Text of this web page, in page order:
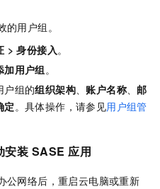
用户组。
>身份接入 。
加用户组 。
户组的组织架构 账户名称
邮
定 。具体操作，请参见用户组管
安装 SASE 应用
公网络后，重启云电脑或重新